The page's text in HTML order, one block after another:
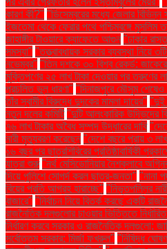
কারণ কী?" "ডিসেম্বরের মধ্যে জেলার বিভিন্ন
ইজতেমা থেকে ফেরার পথে পশ্চিমবঙ্গে
জাহাঙ্গীর টাওয়ারে ক্যাফেতে আগুন "ঢাকার
সমস্যা" "তত্ত্বাবধায়ক সরকার ব্যবস্থা নিয়ে
নভেম্বর" "তিন দশকে ৩০ বিশ্ব রেকর্ড:
মুক্তিপণের ২৫ লাখ টাকা দেওয়ার পর তরুণের
প্রচলিত ভুল ধারণা" "দিনাজপুরে মৌসুম শেষেও
তাঁর স্বামীর বিরুদ্ধে দুদকের মামলা দায়ের" "দুই
নতুন দলের কমিটি "দুটি আলংকারিক উদ্ভিদের
৭৬ লাখ টাকার অবৈধ সম্পদ উদ্ধারের দাবি
নারী মৃত্যুবরণ করেছেন "দেশে বছরে প্রায় ৩
১৬ বছর পর ছাত্রশিবিরের প্রতিষ্ঠাবার্ষিকী
যাত্রা শুরু "নর্থ মেসিডোনিয়ার নৈশক্লাবে
দিয়ে পুলিশে সোপর্দ করল ছাত্র-জনতা" "নানা
বিয়ের প্রতি আগ্রহ হারাচ্ছে" "নিভৃতপল্লির
বাজারে" "নির্বাচন নিয়ে বিতর্ক করছে একটি
রাজনৈতিক দলগুলোর চাওয়ার ভিত্তিতে
নির্ধারণ করবে সরকার ও রাজনৈতিক দলগুলো:
সর্বোত্তম সরকার: মির্জা ফখরুল" "নিষিদ্ধ